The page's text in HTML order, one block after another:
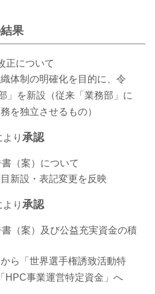
果
正について
体制の明確化を目的に、令
」を新設（従来「業務部」に
を独立させるもの）
り 承認
（案）について
新設・表記変更を反映
り 承認
書（案）及び公益充実資金の積
ら「世界選手権誘致活動特
HPC事業運営特定資金」へ